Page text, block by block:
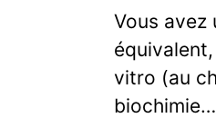
Vous avez
vitro (au